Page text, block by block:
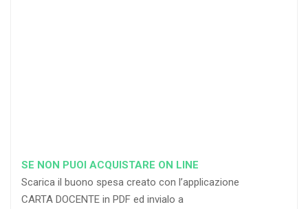
SE NON PUOI ACQUISTARE ON LINE
Scarica il buono spesa creato con l’applicazione
CARTA DOCENTE in PDF ed invialo a